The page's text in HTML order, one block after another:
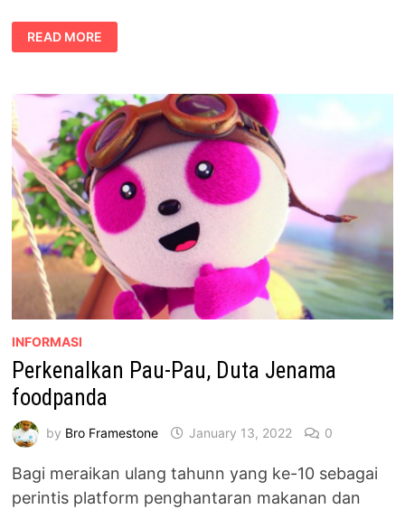
SKS
AIRWAYS
MULA
3
DESTINASI
PULAU
POPULAR
MALAYSIA
READ MORE
INFORMASI
Perkenalkan Pau-Pau, Duta Jenama
foodpanda
by Bro Framestone January 13, 2022 0
Bagi meraikan ulang tahunn yang ke-10 sebagai
perintis platform penghantaran makanan dan